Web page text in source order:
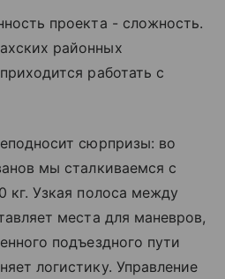
проекта - сложность.
районных
работать с
сюрпризы: во
мы сталкиваемся с
кг. Узкая полоса между
места для маневров,
подъездного пути
логистику. Управление